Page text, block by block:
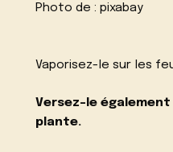
Photo de :pixabay
Vaporisez-le sur les
Versez-le
plante.